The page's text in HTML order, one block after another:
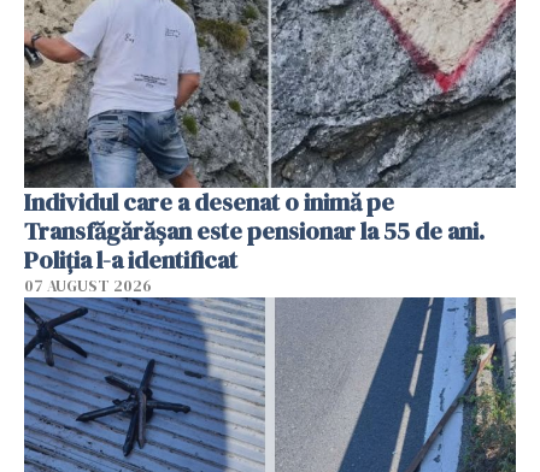
Individul care a desenat o inimă pe
Transfăgărășan este pensionar la 55 de ani.
Poliția l-a identificat
07 AUGUST 2026